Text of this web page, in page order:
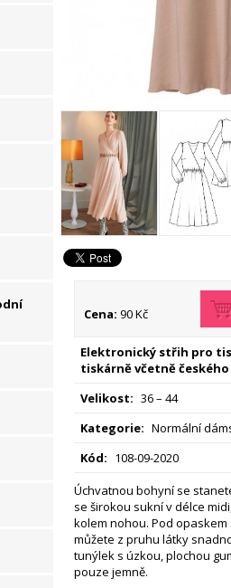
Cena: 90 Kč
Elektronický střih pro
tiskárně včetně českého
Velikost: 36 – 44
Kategorie: Normální
Kód: 108-09-2020
Úchvatnou bohyní se
se širokou sukní v délce
kolem nohou. Pod
můžete z pruhu látky
tunýlek s úzkou, plochou
pouze jemně.